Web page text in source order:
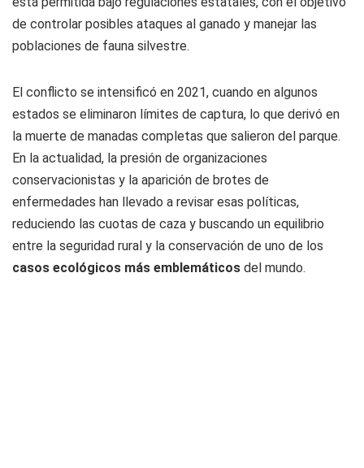
de controlar posibles ataques al ganado y manejar las
poblaciones de fauna silvestre.
El conflicto se intensificó en 2021, cuando en algunos
estados se eliminaron límites de captura, lo que derivó en
la muerte de manadas completas que salieron del parque.
En la actualidad, la presión de organizaciones
conservacionistas y la aparición de brotes de
enfermedades han llevado a revisar esas políticas,
reduciendo las cuotas de caza y buscando un equilibrio
entre la seguridad rural y la conservación de uno de los
casos ecológicos más emblemáticos del mundo.